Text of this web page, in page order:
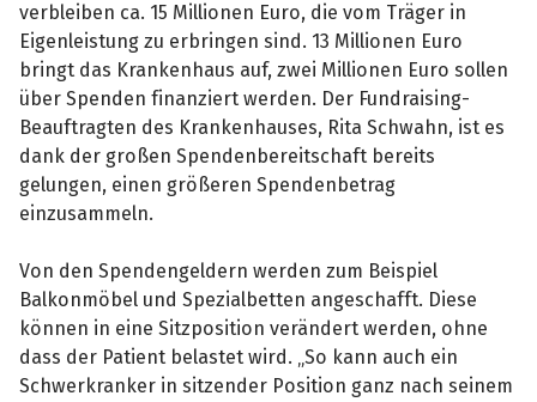
verbleiben ca. 15 Millionen Euro, die vom Träger in
Eigenleistung zu erbringen sind. 13 Millionen Euro
bringt das Krankenhaus auf, zwei Millionen Euro sollen
über Spenden finanziert werden. Der Fundraising-
Beauftragten des Krankenhauses, Rita Schwahn, ist es
dank der großen Spendenbereitschaft bereits
gelungen, einen größeren Spendenbetrag
einzusammeln.
Von den Spendengeldern werden zum Beispiel
Balkonmöbel und Spezialbetten angeschafft. Diese
können in eine Sitzposition verändert werden, ohne
dass der Patient belastet wird. „So kann auch ein
Schwerkranker in sitzender Position ganz nach seinem